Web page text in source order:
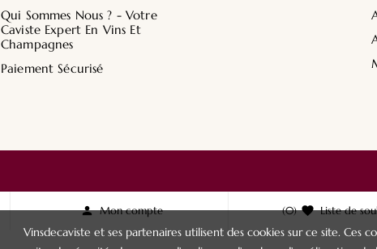
Vinsdecaviste et ses partenaires utilisent des cookies sur ce site. Ces
Qui Sommes Nous ? - Votre
Caviste Expert En Vins Et
Champagnes
Paiement Sécurisé
 Mon compte (0)  Liste de